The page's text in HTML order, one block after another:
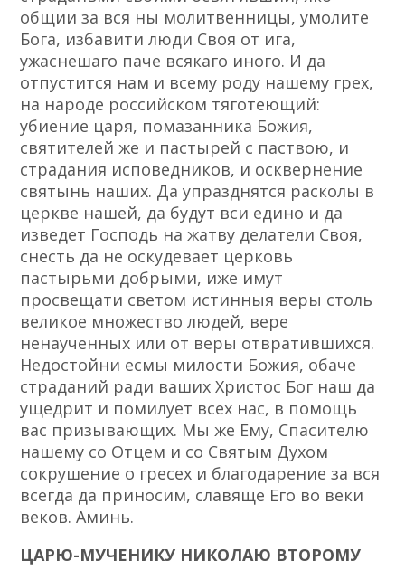
общии за вся ны молитвенницы, умолите
Бога, избавити люди Своя от ига,
ужаснешаго паче всякаго иного. И да
отпустится нам и всему роду нашему грех,
на народе российском тяготеющий:
убиение царя, помазанника Божия,
святителей же и пастырей с паствою, и
страдания исповедников, и осквернение
святынь наших. Да упразднятся расколы в
церкве нашей, да будут вси едино и да
изведет Господь на жатву делатели Своя,
снесть да не оскудевает церковь
пастырьми добрыми, иже имут
просвещати светом истинныя веры столь
великое множество людей, вере
ненаученных или от веры отвратившихся.
Недостойни есмы милости Божия, обаче
страданий ради ваших Христос Бог наш да
ущедрит и помилует всех нас, в помощь
вас призывающих. Мы же Ему, Спасителю
нашему со Отцем и со Святым Духом
сокрушение о гресех и благодарение за вся
всегда да приносим, славяще Его во веки
веков. Аминь.
ЦАРЮ-МУЧЕНИКУ НИКОЛАЮ ВТОРОМУ